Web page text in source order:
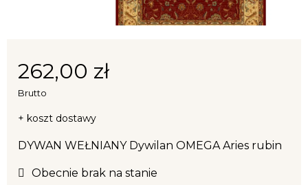
262,00 zł
Brutto
+ koszt dostawy
DYWAN WEŁNIANY Dywilan OMEGA Aries rubin
Obecnie brak na stanie